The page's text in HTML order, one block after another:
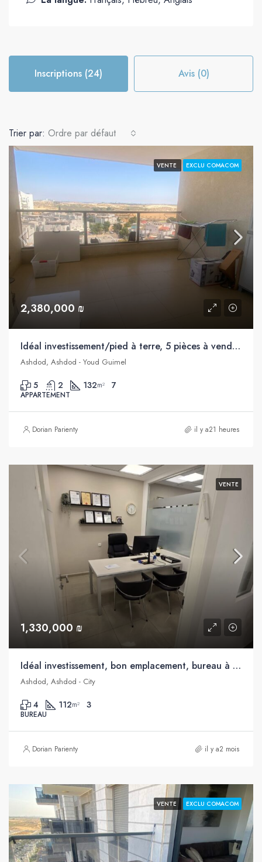
Inscriptions (24) Avis (0)
Trier par: Ordre par défaut
VENTE EXCLU COMACOM
2,380,000 ₪
Idéal investissement/pied à terre, 5 pièces à vendre proche de toutes commodités, Youd Guimel, Ashdod
Ashdod, Ashdod - Youd Guimel
5 2 132m² 7
APPARTEMENT
Dorian Parienty il y a21 heures
VENTE
1,330,000 ₪
Idéal investissement, bon emplacement, bureau à vendre au cœur d’Ashdod
Ashdod, Ashdod - City
4 112m² 3
BUREAU
Dorian Parienty il y a2 mois
VENTE EXCLU COMACOM